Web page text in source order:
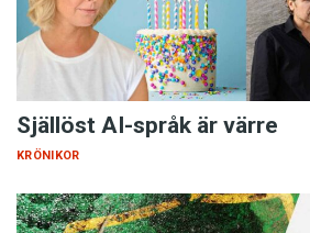
Själlöst AI-språk är värre
KRÖNIKOR